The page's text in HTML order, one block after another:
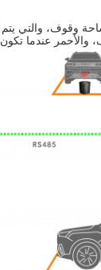
وقوف، والتي
عندما تكون